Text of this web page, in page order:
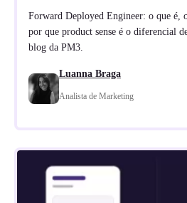
Forward Deployed Engineer: o que é,
por que product sense é o diferencial
blog da PM3.
Luanna Braga
Analista de Marketing